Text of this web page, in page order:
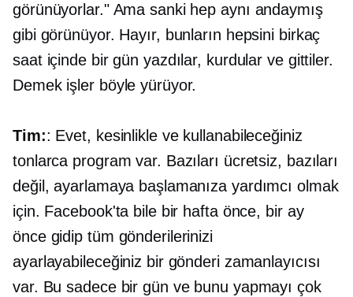
görünüyorlar." Ama sanki hep aynı andaymış
gibi görünüyor. Hayır, bunların hepsini birkaç
saat içinde bir gün yazdılar, kurdular ve gittiler.
Demek işler böyle yürüyor.
Tim:: Evet, kesinlikle ve kullanabileceğiniz
tonlarca program var. Bazıları ücretsiz, bazıları
değil, ayarlamaya başlamanıza yardımcı olmak
için. Facebook'ta bile bir hafta önce, bir ay
önce gidip tüm gönderilerinizi
ayarlayabileceğiniz bir gönderi zamanlayıcısı
var. Bu sadece bir gün ve bunu yapmayı çok